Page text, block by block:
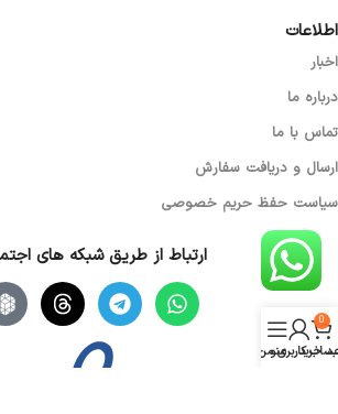
اطلاعات
اخبار
درباره ما
تماس با ما
ارسال و دریافت سفارش
سیاست حفظ حریم خصوصی
ارتباط از طریق شبکه های
0
خرید
کاربری من
منو